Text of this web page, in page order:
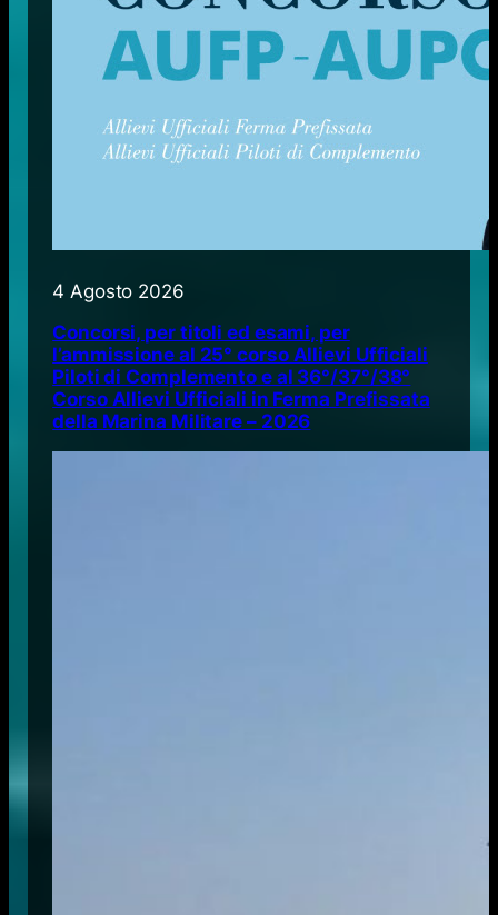
4 Agosto 2026
Concorsi, per titoli ed esami, per
l’ammissione al 25° corso Allievi Ufficiali
Piloti di Complemento e al 36°/37°/38°
Corso Allievi Ufficiali in Ferma Prefissata
della Marina Militare – 2026